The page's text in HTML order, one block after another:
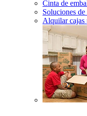
Cinta de
Soluciones
Alquilar cajas